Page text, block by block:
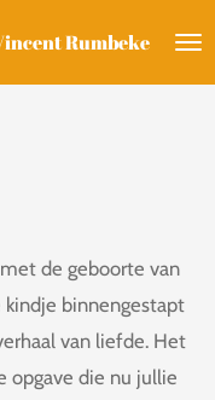
Rumbeke
de geboorte van
binnengestapt
van liefde. Het
opgave die nu jullie